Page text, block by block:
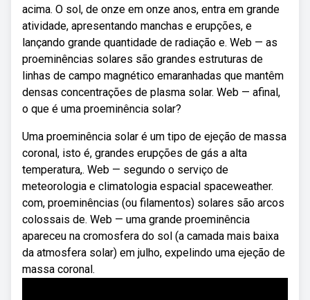
acima. O sol, de onze em onze anos, entra em grande
atividade, apresentando manchas e erupções, e
lançando grande quantidade de radiação e. Web — as
proeminências solares são grandes estruturas de
linhas de campo magnético emaranhadas que mantêm
densas concentrações de plasma solar. Web — afinal,
o que é uma proeminência solar?
Uma proeminência solar é um tipo de ejeção de massa
coronal, isto é, grandes erupções de gás a alta
temperatura,. Web — segundo o serviço de
meteorologia e climatologia espacial spaceweather.
com, proeminências (ou filamentos) solares são arcos
colossais de. Web — uma grande proeminência
apareceu na cromosfera do sol (a camada mais baixa
da atmosfera solar) em julho, expelindo uma ejeção de
massa coronal.